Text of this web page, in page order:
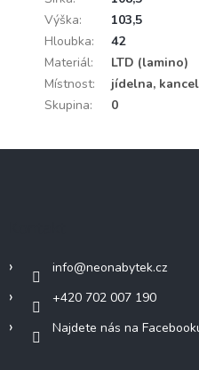
Výška:
103,5
Hloubka:
42
Materiál:
LTD (lamino)
Místnost:
jídelna,
Skupina: 0
info@neonabytek.cz
+420 702 007 190
Najdete nás na